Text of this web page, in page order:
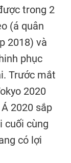
trong 2
(á quân
2018) và
phục
Trước mắt
2020
2020 sắp
cuối cùng
có lợi